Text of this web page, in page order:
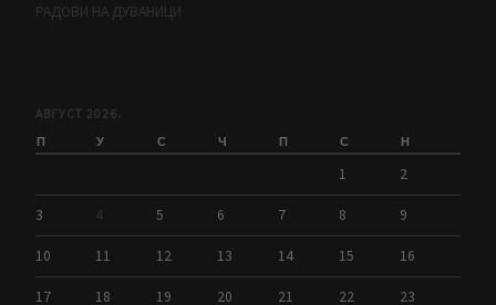
РАДОВИ НА ДУВАНИЦИ
АВГУСТ 2026.
П У С Ч П С Н
1 2
3 4 5 6 7 8 9
10 11 12 13 14 15 16
17 18 19 20 21 22 23